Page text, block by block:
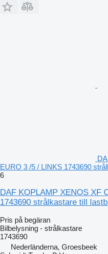
EURO 3 /5 / LINKS 1743690
6
DAF KOPLAMP XENOS XF
1743690 strålkastare till
Pris på begäran
Bilbelysning - strålkastare
1743690
Nederländerna, Groesbeek